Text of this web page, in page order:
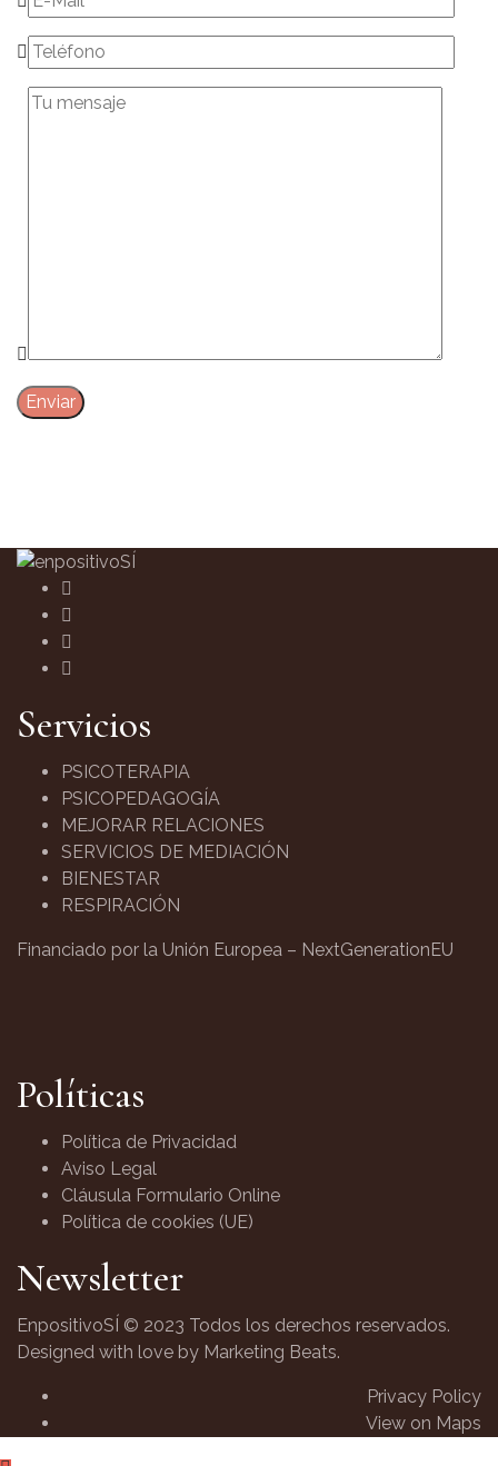
Servicios
PSICOTERAPIA
PSICOPEDAGOGÍA
MEJORAR RELACIONES
SERVICIOS DE MEDIACIÓN
BIENESTAR
RESPIRACIÓN
Financiado por la Unión Europea – NextGenerationEU
Políticas
Política de Privacidad
Aviso Legal
Cláusula Formulario Online
Política de cookies (UE)
Newsletter
EnpositivoSÍ © 2023 Todos los derechos reservados.
Designed with love by Marketing Beats.
Privacy Policy
View on Maps